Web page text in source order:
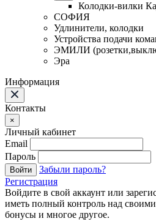
Колодки-вилки
СОФИЯ
Удлинители, колодки
Устройства подачи
ЭМИЛИ
Эра
Информация
Контакты
×
Личный кабинет
Email
Пароль
Войти
Забыли пароль?
Регистрация
Войдите в свой аккаунт или
иметь полный контроль над своими
бонусы и многое другое.